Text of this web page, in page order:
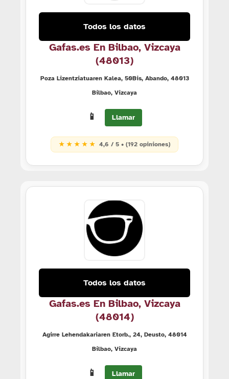
Todos los datos
Gafas.es En Bilbao, Vizcaya
(48013)
Poza Lizentziatuaren Kalea, 50Bis, Abando, 48013
Bilbao, Vizcaya
📱 Llamar
★ ★ ★ ★ ★ 4,6 / 5 • (192 opiniones)
Todos los datos
Gafas.es En Bilbao, Vizcaya
(48014)
Agirre Lehendakariaren Etorb., 24, Deusto, 48014
Bilbao, Vizcaya
📱 Llamar